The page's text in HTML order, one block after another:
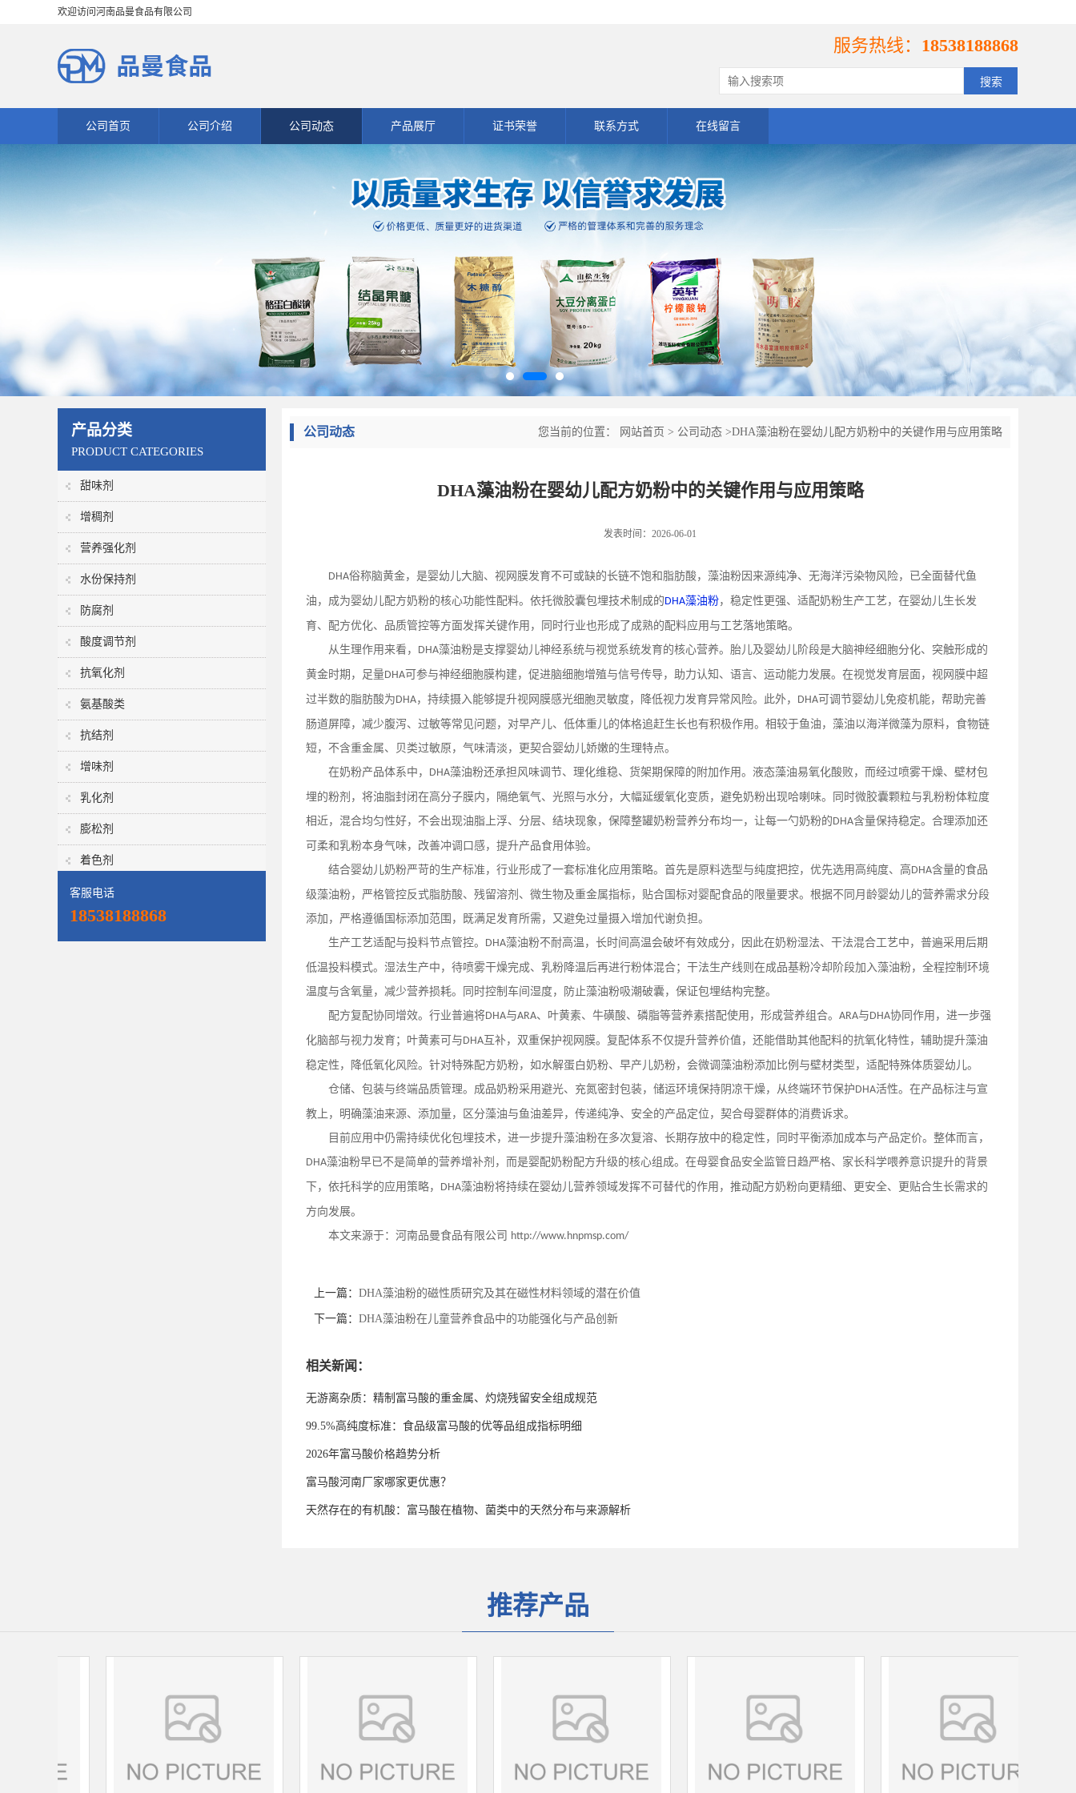
欢迎访问河南品曼食品有限公司
服务热线： 18538188868
公司首页 公司介绍 公司动态 产品展厅 证书荣誉 联系方式 在线留言
产品分类
PRODUCT CATEGORIES
甜味剂
增稠剂
营养强化剂
水份保持剂
防腐剂
酸度调节剂
抗氧化剂
氨基酸类
抗结剂
增味剂
乳化剂
膨松剂
着色剂
客服电话
18538188868
公司动态 您当前的位置： 网站首页 > 公司动态 >DHA藻油粉在婴幼儿配方奶粉中的关键作用与应用策略
DHA藻油粉在婴幼儿配方奶粉中的关键作用与应用策略
发表时间：2026-06-01
DHA俗称脑黄金，是婴幼儿大脑、视网膜发育不可或缺的长链不饱和脂肪酸，藻油粉因来源纯净、无海洋污染物风险，已全面替代鱼
油，成为婴幼儿配方奶粉的核心功能性配料。依托微胶囊包埋技术制成的DHA藻油粉，稳定性更强、适配奶粉生产工艺，在婴幼儿生长发
育、配方优化、品质管控等方面发挥关键作用，同时行业也形成了成熟的配料应用与工艺落地策略。
从生理作用来看， DHA藻油粉是支撑婴幼儿神经系统与视觉系统发育的核心营养。胎儿及婴幼儿阶段是大脑神经细胞分化、突触形成的
黄金时期，足量DHA可参与神经细胞膜构建，促进脑细胞增殖与信号传导，助力认知、语言、运动能力发展。在视觉发育层面，视网膜中超
过半数的脂肪酸为DHA，持续摄入能够提升视网膜感光细胞灵敏度，降低视力发育异常风险。此外， DHA可调节婴幼儿免疫机能，帮助完善
肠道屏障，减少腹泻、过敏等常见问题，对早产儿、低体重儿的体格追赶生长也有积极作用。相较于鱼油，藻油以海洋微藻为原料，食物链
短，不含重金属、贝类过敏原，气味清淡，更契合婴幼儿娇嫩的生理特点。
在奶粉产品体系中， DHA藻油粉还承担风味调节、理化维稳、货架期保障的附加作用。液态藻油易氧化酸败，而经过喷雾干燥、壁材包
埋的粉剂，将油脂封闭在高分子膜内，隔绝氧气、光照与水分，大幅延缓氧化变质，避免奶粉出现哈喇味。同时微胶囊颗粒与乳粉粉体粒度
相近，混合均匀性好，不会出现油脂上浮、分层、结块现象，保障整罐奶粉营养分布均一，让每一勺奶粉的DHA含量保持稳定。合理添加还
可柔和乳粉本身气味，改善冲调口感，提升产品食用体验。
结合婴幼儿奶粉严苛的生产标准，行业形成了一套标准化应用策略。首先是原料选型与纯度把控，优先选用高纯度、高DHA含量的食品
级藻油粉，严格管控反式脂肪酸、残留溶剂、微生物及重金属指标，贴合国标对婴配食品的限量要求。根据不同月龄婴幼儿的营养需求分段
添加，严格遵循国标添加范围，既满足发育所需，又避免过量摄入增加代谢负担。
生产工艺适配与投料节点管控。 DHA藻油粉不耐高温，长时间高温会破坏有效成分，因此在奶粉湿法、干法混合工艺中，普遍采用后期
低温投料模式。湿法生产中，待喷雾干燥完成、乳粉降温后再进行粉体混合；干法生产线则在成品基粉冷却阶段加入藻油粉，全程控制环境
温度与含氧量，减少营养损耗。同时控制车间湿度，防止藻油粉吸潮破囊，保证包埋结构完整。
配方复配协同增效。行业普遍将DHA与ARA、叶黄素、牛磺酸、磷脂等营养素搭配使用，形成营养组合。 ARA与DHA协同作用，进一步强
化脑部与视力发育；叶黄素可与DHA 互补，双重保护视网膜。复配体系不仅提升营养价值，还能借助其他配料的抗氧化特性，辅助提升藻油
稳定性，降低氧化风险。针对特殊配方奶粉，如水解蛋白奶粉、早产儿奶粉，会微调藻油粉添加比例与壁材类型，适配特殊体质婴幼儿。
仓储、包装与终端品质管理。成品奶粉采用避光、充氮密封包装，储运环境保持阴凉干燥，从终端环节保护DHA活性。在产品标注与宣
教上，明确藻油来源、添加量，区分藻油与鱼油差异，传递纯净、安全的产品定位，契合母婴群体的消费诉求。
目前应用中仍需持续优化包埋技术，进一步提升藻油粉在多次复溶、长期存放中的稳定性，同时平衡添加成本与产品定价。整体而言，
DHA藻油粉早已不是简单的营养增补剂，而是婴配奶粉配方升级的核心组成。在母婴食品安全监管日趋严格、家长科学喂养意识提升的背景
下，依托科学的应用策略， DHA藻油粉将持续在婴幼儿营养领域发挥不可替代的作用，推动配方奶粉向更精细、更安全、更贴合生长需求的
方向发展。
本文来源于：河南品曼食品有限公司 http://www.hnpmsp.com/
上一篇： DHA藻油粉的磁性质研究及其在磁性材料领域的潜在价值
下一篇： DHA藻油粉在儿童营养食品中的功能强化与产品创新
相关新闻：
无游离杂质：精制富马酸的重金属、灼烧残留安全组成规范
99.5%高纯度标准：食品级富马酸的优等品组成指标明细
2026年富马酸价格趋势分析
富马酸河南厂家哪家更优惠？
天然存在的有机酸：富马酸在植物、菌类中的天然分布与来源解析
推荐产品